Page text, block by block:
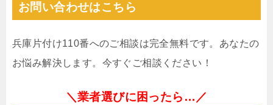
お問い合わせはこちら
兵庫片付け110番へのご相談は完全無料です。あなたの
お悩み解決します。今すぐご相談ください！
＼業者選びに困ったら…／